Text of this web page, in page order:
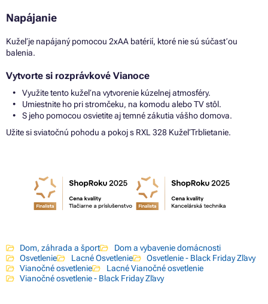
Napájanie
Kužeľ je napájaný pomocou 2xAA batérií, ktoré nie sú súčasťou
balenia.
Vytvorte si rozprávkové Vianoce
Využite tento kužeľ na vytvorenie kúzelnej atmosféry.
Umiestnite ho pri stromčeku, na komodu alebo TV stôl.
S jeho pomocou osvietite aj temné zákutia vášho domova.
Užite si sviatočnú pohodu a pokoj s RXL 328 Kužeľ Trblietanie.
Dom, záhrada a šport
Dom a vybavenie domácnosti
Osvetlenie
Lacné Osvetlenie
Osvetlenie - Black Friday Zľavy
Vianočné osvetlenie
Lacné Vianočné osvetlenie
Vianočné osvetlenie - Black Friday Zľavy